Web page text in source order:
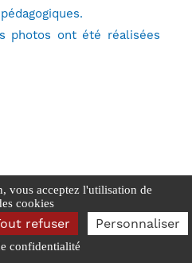
photos ont été réalisées
- 2026
- Yann Carpentier
vous acceptez l'utilisation de
cookies
refuser Personnaliser
confidentialité